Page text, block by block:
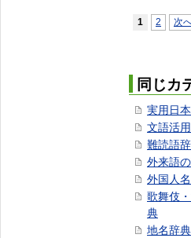
1 2 次
同じカ
実用日
文語活
難読語
外来語
外国人
歌舞伎
典
地名辞典